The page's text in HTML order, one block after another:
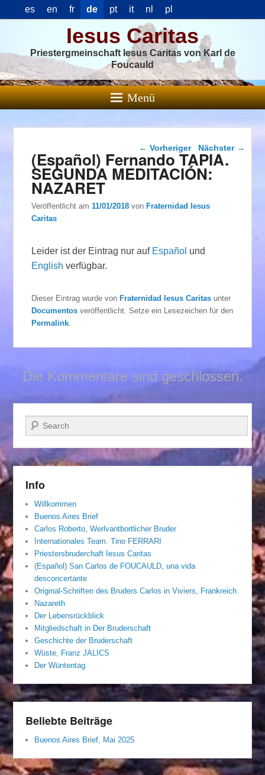
es en fr de pt it nl pl
Iesus Caritas
Priestergmeinschaft Iesus Caritas von Karl de
Foucauld
Menü
Beitragsnavigation
← Vorheriger Nächster →
(Español) Fernando TAPIA.
SEGUNDA MEDITACIÓN:
NAZARET
Veröffentlicht am11/01/2018 vonFraternidad Iesus
Caritas
Leider ist der Eintrag nur auf Español und
English verfügbar.
Dieser Eintrag wurde vonFraternidad Iesus Caritas unter
Documentos veröffentlicht. Setze ein Lesezeichen für den
Permalink
Die Kommentare sind geschlossen.
Suchen
Info
Willkommen
Buenos Aires Brief
Carlos Roberto, Werlvantbortlicher Bruder
Internationales Team. Tino FERRARI
Priestersbruderchaft Iesus Caritas
(Español) San Carlos de FOUCAULD, una vida
desconcertante
Original-Schriften des Bruders Carlos in Viviers, Frankreich
Nazareth
Der Lebensrückblick
Mitgliedschaft in Der Bruderschaft
Geschichte der Bruderschaft
Wüste, Franz JALICS
Der Wüntentag
Beliebte Beiträge
Buenos Aires Brief, Mai 2025